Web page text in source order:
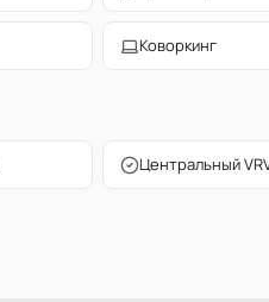
Коворкинг
Центральный